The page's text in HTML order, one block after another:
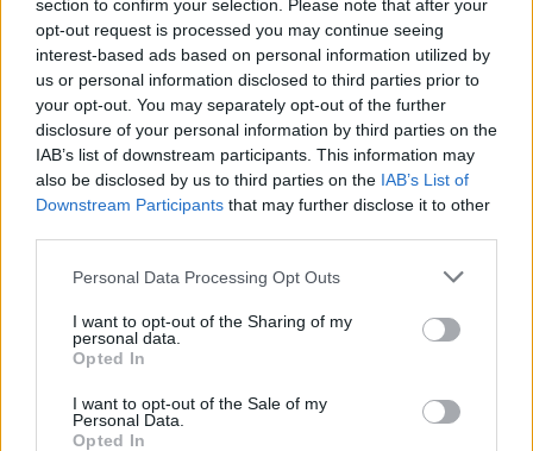
section to confirm your selection. Please note that after your
opt-out request is processed you may continue seeing
interest-based ads based on personal information utilized by
us or personal information disclosed to third parties prior to
your opt-out. You may separately opt-out of the further
disclosure of your personal information by third parties on the
IAB’s list of downstream participants. This information may
also be disclosed by us to third parties on the IAB’s List of
Downstream Participants that may further disclose it to other
Please note that this website/app uses one or more Google
not limited to your visit or usage behaviour. You may click to
grant or deny consent to Google and its third-party tags to
use your data for below specified purposes in below Google
consent section.
Personal Data Processing Opt Outs
I want to opt-out of the Sharing of my
personal data.
Opted In
I want to opt-out of the Sale of my
Personal Data.
Opted In
Tensões diplomáticas entre Brasil e Argentina: o que está em
Rafael Oliveira · 4 ago 2026
NÃO CLASSIFICADO